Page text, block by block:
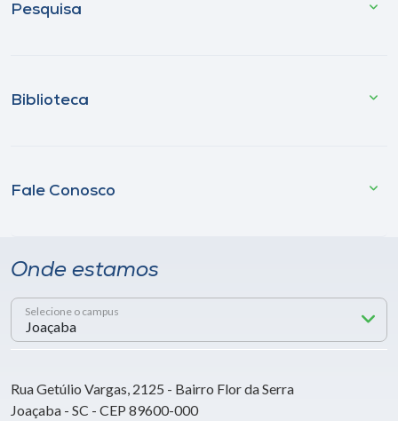
Pesquisa
Biblioteca
Fale Conosco
Onde estamos
Selecione o campus
Rua Getúlio Vargas, 2125 - Bairro Flor da Serra
Joaçaba - SC - CEP 89600-000